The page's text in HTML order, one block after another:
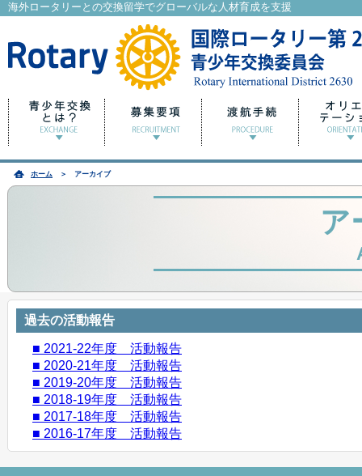
海外ロータリーとの交換留学でグローバルな人材育成を支援
ホーム ＞ アーカイブ
ア
過去の活動報告
■ 2021-22年度 活動報告
■ 2020-21年度 活動報告
■ 2019-20年度 活動報告
■ 2018-19年度 活動報告
■ 2017-18年度 活動報告
■ 2016-17年度 活動報告